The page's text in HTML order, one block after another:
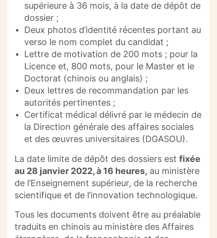
supérieure à 36 mois, à la date de dépôt de
dossier ;
Deux photos d’identité récentes portant au
verso le nom complet du candidat ;
Lettre de motivation de 200 mots ; pour la
Licence et, 800 mots, pour le Master et le
Doctorat (chinois ou anglais) ;
Deux lettres de recommandation par les
autorités pertinentes ;
Certificat médical délivré par le médecin de
la Direction générale des affaires sociales
et des œuvres universitaires (DGASOU).
La date limite de dépôt des dossiers est fixée
au 28 janvier 2022, à 16 heures, au ministère
de l’Enseignement supérieur, de la recherche
scientifique et de l’innovation technologique.
Tous les documents doivent être au préalable
traduits en chinois au ministère des Affaires